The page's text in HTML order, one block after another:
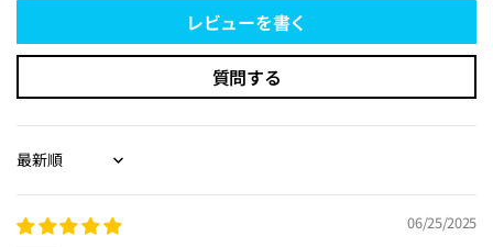
レビューを書く
質問する
Sort by
06/25/2025